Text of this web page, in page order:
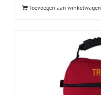
Toevoegen aan winkelwagen